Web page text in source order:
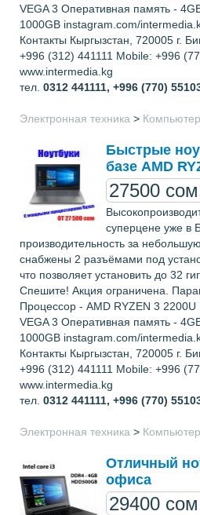
VEGA 3 Оперативная память -
1000GB instagram.com/
Контакты Кыргызстан, 720005 г.
+996 (312) 441111 Mobile: +996
www.intermedia.kg
тел. 0312 441111, +996 (770)
Электронная техника >
Быстрые
базе AMD
27500
суперцене уже в
производительность за
снабжены 2 разъёмами под
что позволяет установить до 32
Спешите! Акция ограничена.
Процессор - AMD RYZEN 3 2200U
VEGA 3 Оперативная память -
1000GB instagram.com/
Контакты Кыргызстан, 720005 г.
+996 (312) 441111 Mobile: +996
www.intermedia.kg
тел. 0312 441111, +996 (770)
Электронная техника >
Отличный
офиса
29400